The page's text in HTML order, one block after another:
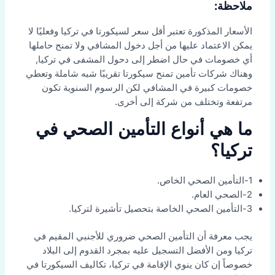
ملاحظة:
الأسعار المذكورة تعتبر أقل سعر لسيكورتا في تركيا وفعليًا لا
يمكن الاعتماد عليها من أجل دخول المشافي ولا تمنح حاملها
أي خصومات في حال اضطر إلى دحول المشفى في تركيا,
وهناك شركات تأمين تمنح سيكورتا تقريبًا شبه شاملة وتعطي
خصومات كبيرة في المشافي لكن الرسوم السنوية تكون
مرتفعة وتختلف من شركة إلى أخرى.
ما هي أنواع التأمين الصحي في
تركيا؟
1-التأمين الصحي الخاص.
2-الصحي العام.
3-التأمين الصحي الخاصة بتحصيل تأشيرة لتركيا.
يجب معرفة أن التأمين الصحي ضروري للأجنبي المقيم في
تركيا ومن الأفضل التسجيل عليه بمجرد القدوم إلى البلاد
خصوصاً إن كان ينوي الإقامة في تركيا، تكاليف السيكورتا في